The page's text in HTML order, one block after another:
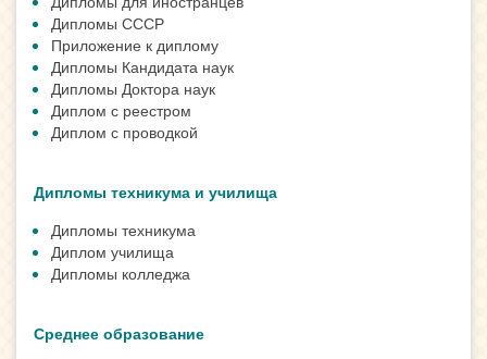
Дипломы СССР
Приложение к диплому
Дипломы Кандидата наук
Дипломы Доктора наук
Диплом с реестром
Диплом с проводкой
Дипломы техникума и училища
Дипломы техникума
Диплом училища
Дипломы колледжа
Среднее образование